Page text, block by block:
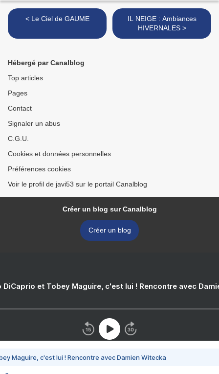
< Le Ciel de GAUME
IL NEIGE : Ambiances
HIVERNALES >
Hébergé par Canalblog
Top articles
Pages
Contact
Signaler un abus
C.G.U.
Cookies et données personnelles
Préférences cookies
Voir le profil de javi53 sur le portail Canalblog
Créer un blog sur Canalblog
Créer un blog
DiCaprio et Tobey Maguire, c'est lui ! Rencontre avec
Maguire, c'est lui ! Rencontre avec Damien Witecka